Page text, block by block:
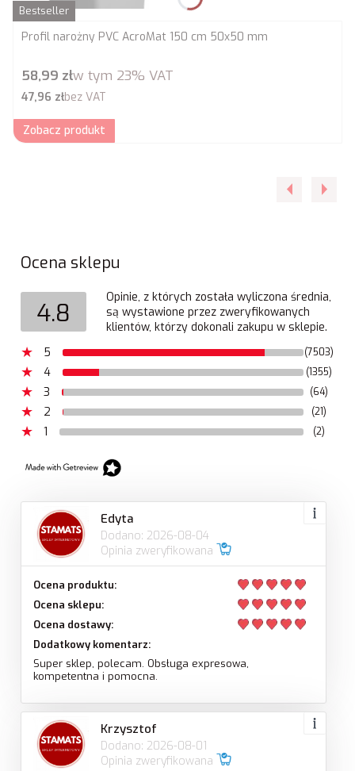
Bestseller
Profil narożny PVC AcroMat 150 cm 50x50 mm
Cena brutto
58,99 złw tym 23% VAT
Cena netto
47,96 złbez VAT
Zobacz produkt
Ocena sklepu
4.8
Opinie, z których została wyliczona średnia,
są wystawione przez zweryfikowanych
klientów, którzy dokonali zakupu w sklepie.
5
(7503)
4 (1355)
3 (64)
2 (21)
1 (2)
Edyta
Dodano: 2026-08-04
Opinia zweryfikowana
Ocena produktu:
Ocena sklepu:
Ocena dostawy:
Dodatkowy komentarz:
Super sklep, polecam. Obsługa expresowa,
kompetentna i pomocna.
Krzysztof
Dodano: 2026-08-01
Opinia zweryfikowana